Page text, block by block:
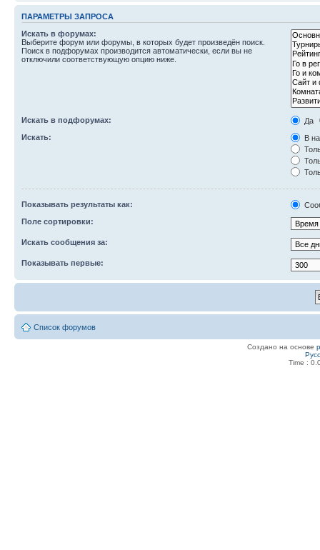
ПАРАМЕТРЫ ЗАПРОСА
Искать в форумах:
Выберите форум или форумы, в которых будет произведён поиск.
Поиск в подфорумах производится автоматически, если вы не
отключили соответствующую опцию ниже.
Искать в подфорумах:
Да
Искать:
В
Показывать результаты как:
Поле сортировки:
Искать сообщения за:
Показывать первые:
Список форумов
Создано на основе
Time :